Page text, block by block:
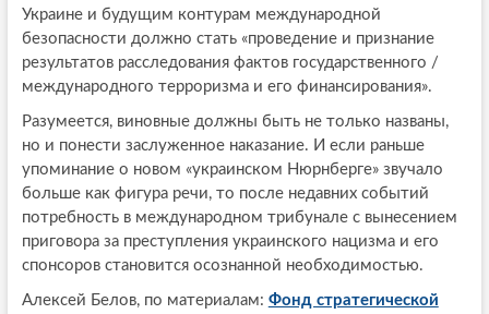
Украине и будущим контурам международной
безопасности должно стать «проведение и признание
результатов расследования фактов государственного /
международного терроризма и его финансирования».
Разумеется, виновные должны быть не только названы,
но и понести заслуженное наказание. И если раньше
упоминание о новом «украинском Нюрнберге» звучало
больше как фигура речи, то после недавних событий
потребность в международном трибунале с вынесением
приговора за преступления украинского нацизма и его
спонсоров становится осознанной необходимостью.
Алексей Белов, по материалам: Фонд стратегической